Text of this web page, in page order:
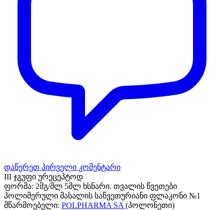
დაწერეთ პირველი კომენტარი
III ჯგუფი ურეცეპტოდ
ფორმა: 2მგ/მლ 5მლ ხსნარი. თვალის წვეთები
პოლიმერული მასალის საწვეთურიანი ფლაკონი №1
მწარმოებელი: POLPHARMA SA (პოლონეთი)